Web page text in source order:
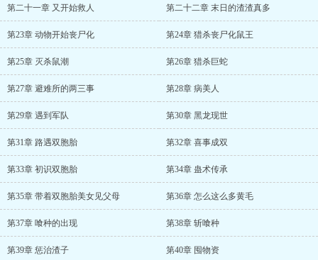
第二十一章 又开始救人 第二十二章 末日的渣渣真多
第23章 动物开始丧尸化 第24章 猎杀丧尸化鼠王
第25章 灭杀鼠潮 第26章 猎杀巨蛇
第27章 避难所的两三事 第28章 病美人
第29章 遇到军队 第30章 黑龙现世
第31章 路遇双胞胎 第32章 喜事成双
第33章 初识双胞胎 第34章 蛊术传承
第35章 带着双胞胎美女见父母 第36章 怎么这么多黄毛
第37章 喰种的出现 第38章 斩喰种
第39章 惩治渣子 第40章 囤物资